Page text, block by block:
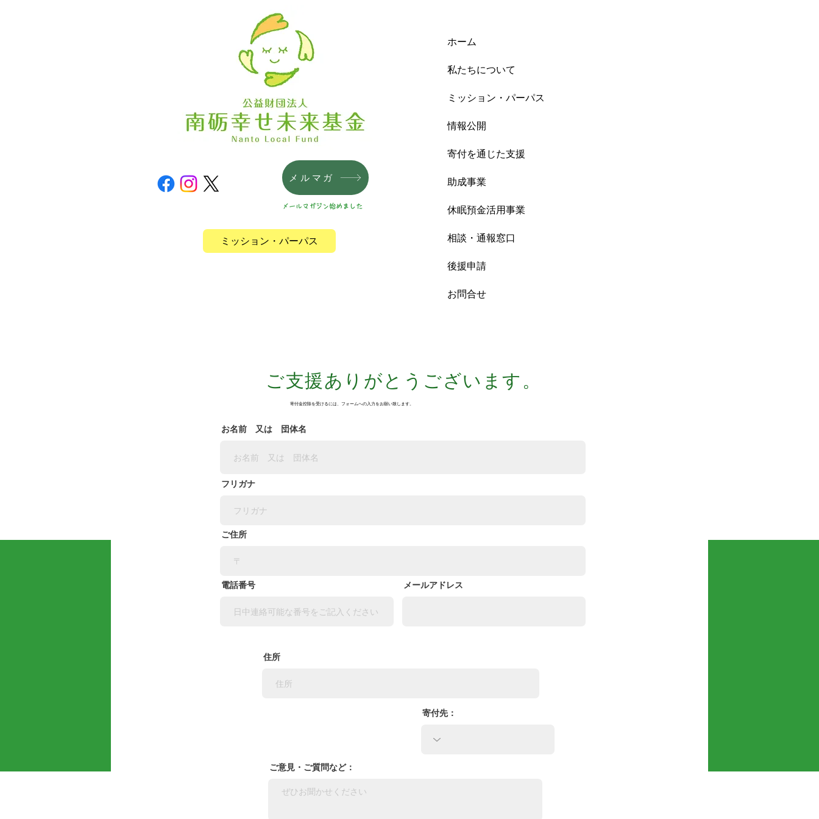
メルマガ
メールマガジン始めました
ミッション・パーパス
ホーム
私たちについて
ミッション・パーパス
情報公開
寄付を通じた支援
助成事業
休眠預金活用事業
相談・通報窓口
後援申請
お問合せ
ご支援ありがとうございます。
​寄付金控除を受けるには、フォームへの入力をお願い致します。
お名前 又は 団体名
フリガナ
ご住所
電話番号 メールアドレス
住所
寄付先：
ご意見・ご質問など：